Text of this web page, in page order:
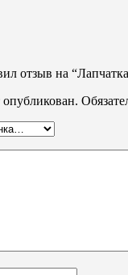
отзыв на